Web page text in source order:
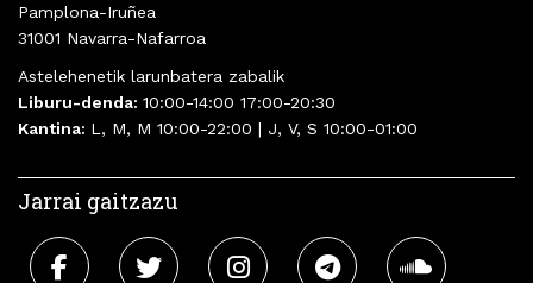
Pamplona-Iruñea
31001 Navarra-Nafarroa
Astelehenetik larunbatera zabalik
Liburu-denda: 10:00-14:00 17:00-20:30
Kantina: L, M, M 10:00-22:00 | J, V, S 10:00-01:00
Jarrai gaitzazu